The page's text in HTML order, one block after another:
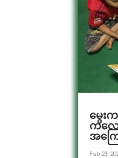
မွေး
ကလေ
အကြ
Feb 23,